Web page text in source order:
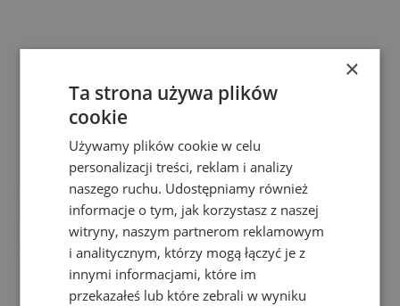
×
Ta strona używa plików
cookie
Używamy plików cookie w celu
personalizacji treści, reklam i analizy
naszego ruchu. Udostępniamy również
informacje o tym, jak korzystasz z naszej
witryny, naszym partnerom reklamowym
i analitycznym, którzy mogą łączyć je z
innymi informacjami, które im
przekazałeś lub które zebrali w wyniku